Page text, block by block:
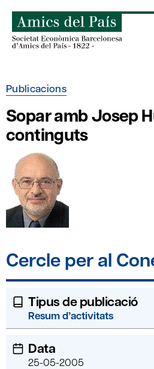
content
Publicacions
Sopar amb Josep
continguts
Cercle per al
Tipus de publicació
Resum d’activitats
Data
25-05-2005